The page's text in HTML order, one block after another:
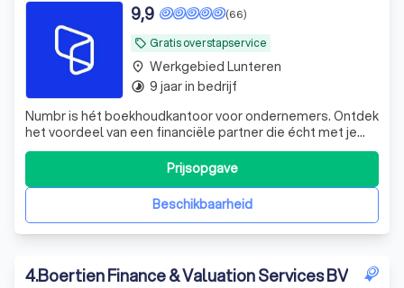
local_offer Gratis overstapservice
(66)
9,9
Numbr is hét boekhoudkantoor voor ondernemers. Ontdek
het voordeel van een financiële partner die écht met je
meedenkt. En dat voor een vast bedrag per maand,
zonder verrassingen. Stap nu gratis over.
Beschikbaarheid
Prijsopgave
place Werkgebied Lunteren
timelapse 9 jaar in bedrijf
4.Boertien Finance & Valuation Services BV